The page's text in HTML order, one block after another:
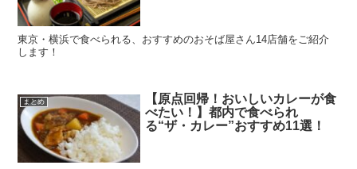
東京・横浜で食べられる、おすすめのおそば屋さん14店舗をご紹介
します！
まとめ
【原点回帰！おいしいカレーが食
べたい！】都内で食べられ
る“ザ・カレー”おすすめ11選！